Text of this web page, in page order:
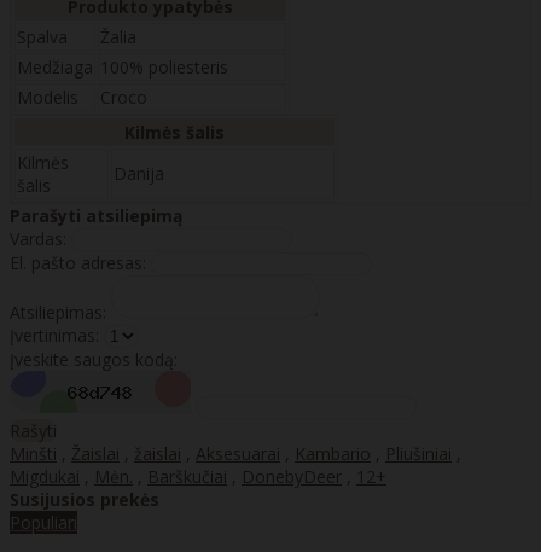
Spalva
Žalia
Medžiaga 100% poliesteris
Modelis
Croco
Kilmės
šalis
Danija
Parašyti atsiliepimą
Vardas:
El. pašto adresas:
Atsiliepimas:
Įvertinimas:
Įveskite saugos kodą:
Rašyti
Minšti , Žaislai , žaislai , Aksesuarai , Kambario , Pliušiniai ,
Migdukai , Mėn. , Barškučiai , DonebyDeer , 12+
Susijusios prekės
Populiari